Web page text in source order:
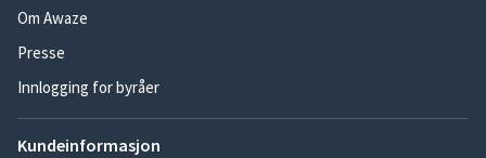
Om Awaze
Presse
Innlogging for byråer
Kundeinformasjon